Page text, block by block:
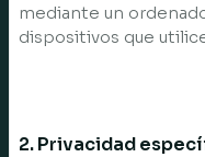
mediante un
dispositivos que
2. Privacidad